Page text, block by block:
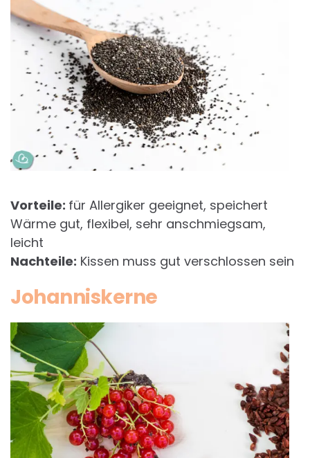
Vorteile: für Allergiker geeignet, speichert
Wärme gut, flexibel, sehr anschmiegsam,
leicht
Nachteile: Kissen muss gut verschlossen sein
Johanniskerne